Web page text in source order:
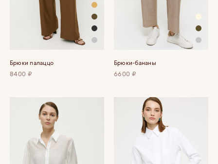
Брюки палаццо
8400 ₽
Брюки-бананы
6600 ₽